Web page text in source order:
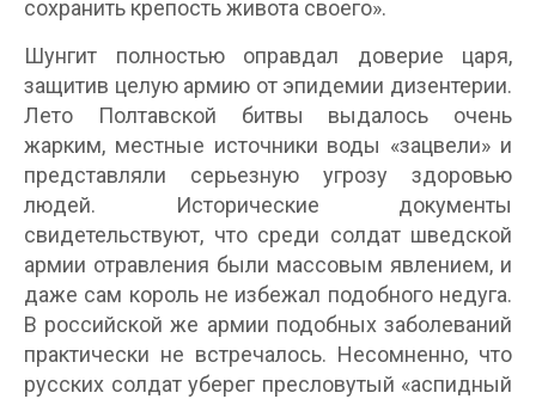
сохранить крепость живота своего».
Шунгит полностью оправдал доверие царя,
защитив целую армию от эпидемии дизентерии.
Лето Полтавской битвы выдалось очень
жарким, местные источники воды «зацвели» и
представляли серьезную угрозу здоровью
людей. Исторические документы
свидетельствуют, что среди солдат шведской
армии отравления были массовым явлением, и
даже сам король не избежал подобного недуга.
В российской же армии подобных заболеваний
практически не встречалось. Несомненно, что
русских солдат уберег пресловутый «аспидный